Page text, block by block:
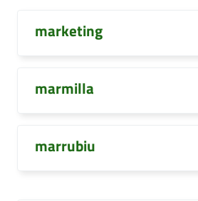
marketing
marmilla
marrubiu